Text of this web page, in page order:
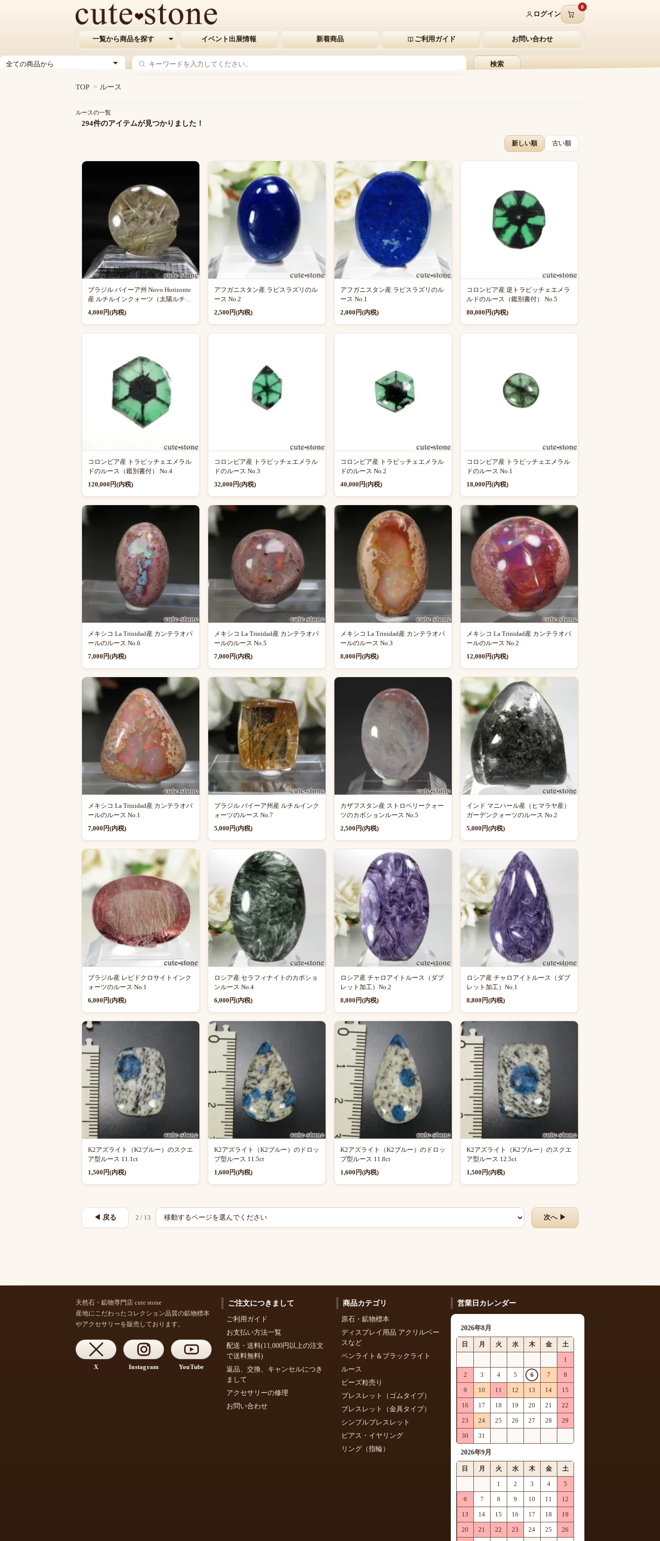
ログイン
0
一覧から商品を探す イベント出展情報 新着商品 ご利用ガイド お問い合わせ
ジ
検索
TOP > ルース
ルースの一覧
294件のアイテムが見つかりました！
新しい順 古い順
ブラジル バイーア州 Novo Horizonte
産 ルチルインクォーツ（太陽ルチ
ル）のルース No.8
4,000円(内税)
アフガニスタン産 ラピスラズリのル
ース No.2
2,500円(内税)
アフガニスタン産 ラピスラズリのル
ース No.1
2,000円(内税)
コロンビア産 逆トラピッチェエメラ
ルドのルース（鑑別書付） No.5
80,000円(内税)
コロンビア産 トラピッチェエメラル
ドのルース（鑑別書付） No.4
120,000円(内税)
コロンビア産 トラピッチェエメラル
ドのルース No.3
32,000円(内税)
コロンビア産 トラピッチェエメラル
ドのルース No.2
40,000円(内税)
コロンビア産 トラピッチェエメラル
ドのルース No.1
18,000円(内税)
メキシコ La Trinidad産 カンテラオパ
ールのルース No.6
7,000円(内税)
メキシコ La Trinidad産 カンテラオパ
ールのルース No.5
7,000円(内税)
メキシコ La Trinidad産 カンテラオパ
ールのルース No.3
8,000円(内税)
メキシコ La Trinidad産 カンテラオパ
ールのルース No.2
12,000円(内税)
メキシコ La Trinidad産 カンテラオパ
ールのルース No.1
7,000円(内税)
ブラジル バイーア州産 ルチルインク
ォーツのルース No.7
5,000円(内税)
カザフスタン産 ストロベリークォー
ツのカボションルース No.5
2,500円(内税)
インド マニハール産（ヒマラヤ産）
ガーデンクォーツのルース No.2
5,000円(内税)
ブラジル産 レピドクロサイトインク
ォーツのルース No.1
6,000円(内税)
ロシア産 セラフィナイトのカボショ
ンルース No.4
6,000円(内税)
ロシア産 チャロアイトルース（ダブ
レット加工）No.2
8,800円(内税)
ロシア産 チャロアイトルース（ダブ
レット加工）No.1
8,800円(内税)
K2アズライト（K2ブルー）のスクエ
ア型ルース 11.1ct
1,500円(内税)
K2アズライト（K2ブルー）のドロッ
プ型ルース 11.5ct
1,600円(内税)
K2アズライト（K2ブルー）のドロッ
プ型ルース 11.8ct
1,600円(内税)
K2アズライト（K2ブルー）のスクエ
ア型ルース 12.5ct
1,500円(内税)
◀ 戻る 2 / 13 次へ ▶
天然石・鉱物専門店 cute stone
産地にこだわったコレクション品質の鉱物標本
やアクセサリーを販売しております。
X Instagram YouTube
ご注文につきまして
ご利用ガイド
お支払い方法一覧
配送・送料(11,000円以上の注文
で送料無料)
返品、交換、キャンセルにつき
まして
アクセサリーの修理
お問い合わせ
商品カテゴリ
原石・鉱物標本
ディスプレイ用品 アクリルベー
スなど
ペンライト＆ブラックライト
ルース
ビーズ粒売り
ブレスレット（ゴムタイプ）
ブレスレット（金具タイプ）
シンプルブレスレット
ピアス・イヤリング
リング（指輪）
営業日カレンダー
2026年8月
日 月 火 水 木 金 土
1
2 3 4 5 6 7 8
9 10 11 12 13 14 15
16 17 18 19 20 21 22
23 24 25 26 27 28 29
30 31
2026年9月
日 月 火 水 木 金 土
1 2 3 4 5
6 7 8 9 10 11 12
13 14 15 16 17 18 19
20 21 22 23 24 25 26